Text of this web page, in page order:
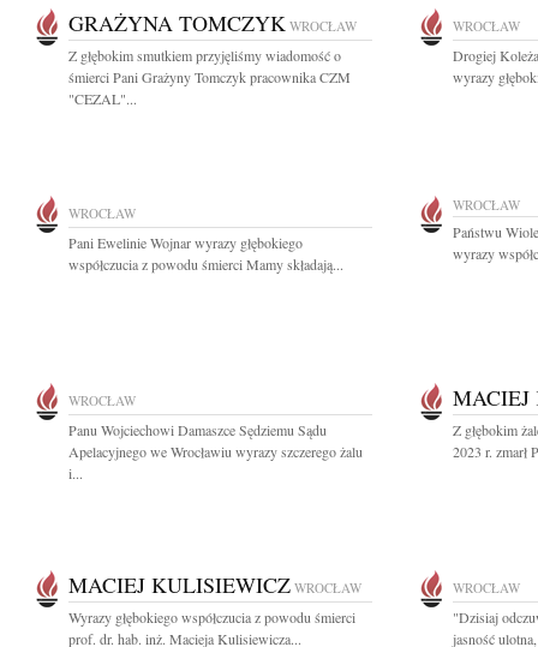
GRAŻYNA TOMCZYK WROCŁAW
Z głębokim smutkiem przyjęliśmy wiadomość o
śmierci Pani Grażyny Tomczyk pracownika CZM
"CEZAL"...
WROCŁAW
Drogiej
wyrazy
WROCŁAW
Pani Ewelinie Wojnar wyrazy głębokiego
współczucia z powodu śmierci Mamy składają...
WROCŁAW
Państwu
wyrazy
WROCŁAW
Panu Wojciechowi Damaszce Sędziemu Sądu
Apelacyjnego we Wrocławiu wyrazy szczerego żalu
i...
Z głębokim
2023 r. zmarł
MACIEJ KULISIEWICZ WROCŁAW
Wyrazy głębokiego współczucia z powodu śmierci
prof. dr. hab. inż. Macieja Kulisiewicza...
WROCŁAW
"Dzisiaj
jasność